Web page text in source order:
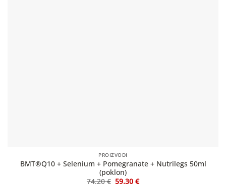
PROIZVODI
BMT®Q10 + Selenium + Pomegranate + Nutrilegs 50ml
(poklon)
74.20€ Izvorna
59.30€Trenutna